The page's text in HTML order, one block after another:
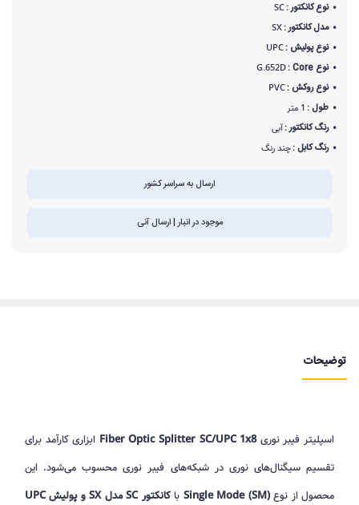
نوع کانکتور :SC
مدل کانکتور :SX
نوع پولیش :UPC
نوع Core :
G.652D
نوع روکش :PVC
طول :1 متر
رنگ کانکتور :آبی
رنگ کابل :چند رنگ
ارسال به سراسر کشور
موجود در انبار | ارسال آنی
توضیحات
اسپلیتر فیبر نوریFiber Optic Splitter SC/UPC 1x8 ابزاری کارآمد برای
تقسیم سیگنال‌های نوری در شبکه‌های فیبر نوری محسوب می‌شود. این
محصول از نوعSingle Mode (SM) باکانکتور SC مدل SX و پولیش UPC